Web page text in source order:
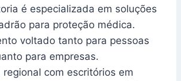
é especializada em soluções
para proteção médica.
voltado tanto para pessoas
para empresas.
regional com escritórios em